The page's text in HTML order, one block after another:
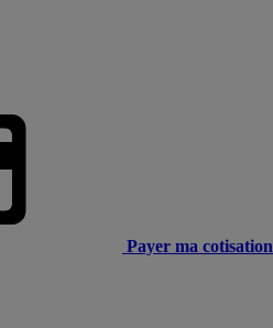
Payer ma cotisation